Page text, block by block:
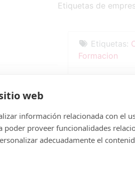
Etiquetas de
su Voz
seguridad,
Etiquetas:
Formacion
4º D
Leganés
Comunidad
web
información relacionada con el
poder proveer funcionalidades
adecuadamente el